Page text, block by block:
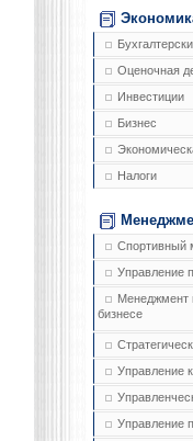
Оценочная
Инвестиции
Бизнес
Налоги
Спортивный
Управление
Менеджмент
бизнесе
Управление
Управление